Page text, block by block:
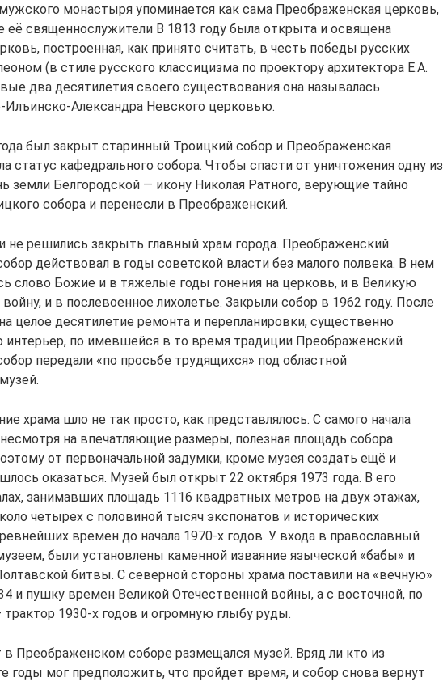
монастыря упоминается как сама Преображенская церковь,
её священнослужители В 1813 году была открыта и освящена
построенная, как принято считать, в честь победы русских
(в стиле русского классицизма по проектору архитектора Е.А.
два десятилетия своего существования она называлась
Александра Невского церковью.
был закрыт старинный Троицкий собор и Преображенская
статус кафедрального собора. Чтобы спасти от уничтожения одну из
земли Белгородской — икону Николая Ратного, верующие тайно
собора и перенесли в Преображенский.
не решились закрыть главный храм города. Преображенский
действовал в годы советской власти без малого полвека. В нем
слово Божие и в тяжелые годы гонения на церковь, и в Великую
и в послевоенное лихолетье. Закрыли собор в 1962 году. После
целое десятилетие ремонта и перепланировки, существенно
интерьер, по имевшейся в то время традиции Преображенский
передали «по просьбе трудящихся» под областной
храма шло не так просто, как представлялось. С самого начала
несмотря на впечатляющие размеры, полезная площадь собора
от первоначальной задумки, кроме музея создать ещё и
оказаться. Музей был открыт 22 октября 1973 года. В его
занимавших площадь 1116 квадратных метров на двух этажах,
четырех с половиной тысяч экспонатов и исторических
времен до начала 1970-х годов. У входа в православный
были установлены каменной изваяние языческой «бабы» и
битвы. С северной стороны храма поставили на «вечную»
и пушку времен Великой Отечественной войны, а с восточной, по
1930-х годов и огромную глыбу руды.
Преображенском соборе размещался музей. Вряд ли кто из
годы мог предположить, что пройдет время, и собор снова вернут